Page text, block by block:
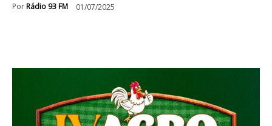
PorRádio 93 FM 01/07/2025